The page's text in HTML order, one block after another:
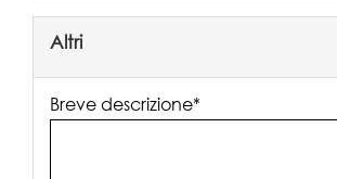
Altri
Breve descrizione*